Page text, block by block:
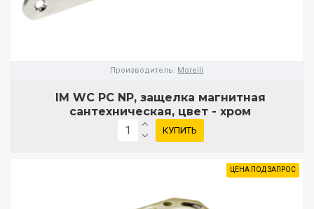
Производитель: Morelli
IM WC PC NP, защелка магнитная
сантехническая, цвет - хром
КУПИТЬ
ЦЕНА ПОД ЗАПРОС